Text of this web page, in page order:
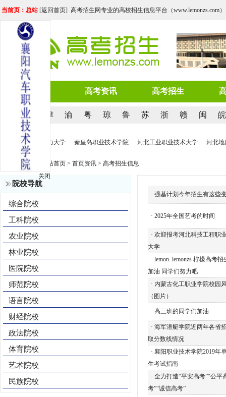
当前页：总站[返回首页] 高考招生网专业的高校招生信息平台（www.lemonzs.com）
网站首页 高考资讯 高考招生
沪 津 渝 粤 琼 鲁 苏 浙 赣 闽 皖
· 华北电力大学 · 秦皇岛职业技术学院 · 河北工业职业技术大学 · 河北地
当前位置： 网站首页 > 首页资讯 > 高考招生信息
院校导航
综合院校
工科院校
农业院校
林业院校
医院院校
师范院校
语言院校
财经院校
政法院校
体育院校
艺术院校
民族院校
· 强基计划今年招生有这些
· 2025年全国艺考的时间
· 欢迎报考河北科技工程职
大学
· lemon..lemonzs 柠檬高考招
加油 同学们努力吧
· 内蒙古化工职业学院校园
（图片）
· 高三班的同学们加油
· 海军潜艇学院近两年各省
取分数线情况
· 襄阳职业技术学院2019年
生考试指南
· 全力打造“平安高考”“公平
考”“诚信高考”
关闭